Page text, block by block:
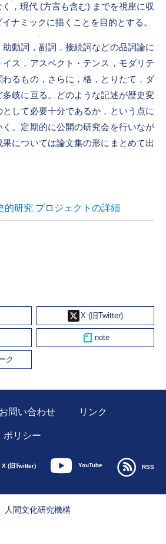
，現代 (方言も含む) までを視座に収
ナミックに描くことを目的とする。
動詞，副詞，接続詞などの品詞論に
ス，アスペクト・テンス，モダリテ
わるもの，さらに，格，とりたて，ダ
岐に亘る。どのような記述が歴史変
して必要十分であるか，という点に
く。定期的に公開の研究会を行いなが
については論文集の形にまとめて出
的研究 プロジェクトの詳細
X
お問い合わせ リンク
ポリシー
X (旧Twitter) YouTube RSS
間文化研究機構